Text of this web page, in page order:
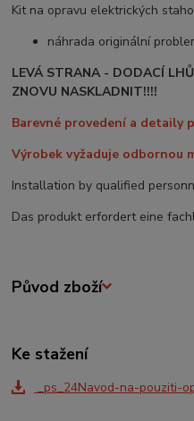
Kit na opravu elektrických
náhrada originální
LEVÁ STRANA - DODACÍ
ZNOVU NASKLADNIT!!!!
Barevné provedení a detaily
Výrobek vyžaduje odbornou
Installation by qualified
Das produkt erfordert eine
Původ zboží
Ke stažení
_ps_24Navod-na-pouziti-